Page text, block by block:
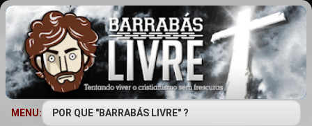
MENU: